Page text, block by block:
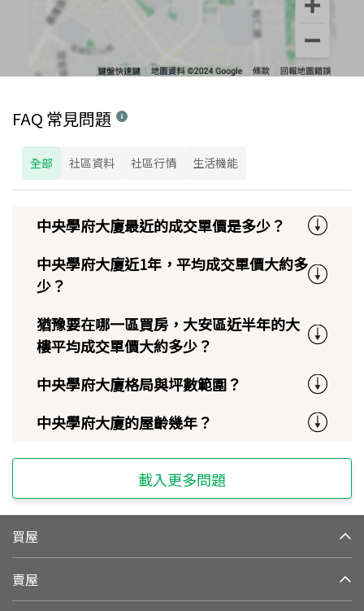
FAQ 常見問題
全部 社區資料 社區行情 生活機能
中央學府大廈最近的成交單價是多少？
中央學府大廈近1年，平均成交單價大約多
少？
猶豫要在哪一區買房，大安區近半年的大
樓平均成交單價大約多少？
中央學府大廈格局與坪數範圍？
中央學府大廈的屋齡幾年？
載入更多問題
買屋
賣屋